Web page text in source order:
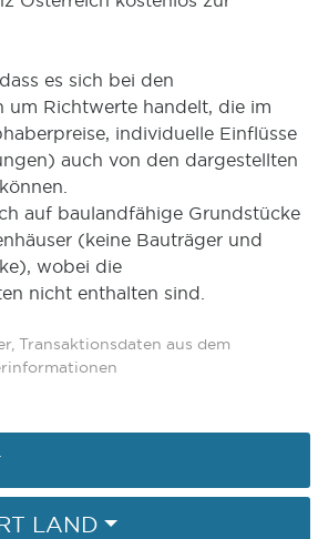
es sich bei den
um Richtwerte handelt, die im
individuelle Einflüsse
auch von den dargestellten
auf baulandfähige Grundstücke
(keine Bauträger und
wobei die
nicht enthalten sind.
Transaktionsdaten aus dem
LAND